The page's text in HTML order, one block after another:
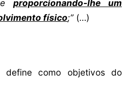
eproporcionando-lhe um
físico;” (…)
define como objetivos do